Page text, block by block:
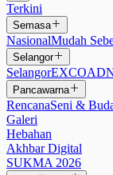
Terkini
Semasa
NasionalMudah
Selangor
SelangorEXCO
Pancawarna
RencanaSeni &
Galeri
Hebahan
Akhbar Digital
SUKMA 2026